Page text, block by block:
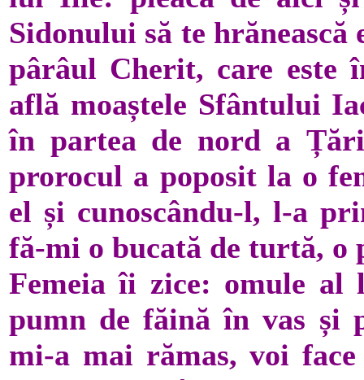
Sidonului să te hrănească
pârâul Cherit, care este
află moaștele Sfântului
în partea de nord a
prorocul a poposit la o
el și cunoscându-l, l-a
fă-mi o bucată de turtă, o
Femeia îi zice: omule al
pumn de făină în vas și
mi-a mai rămas, voi